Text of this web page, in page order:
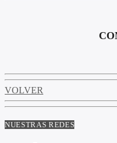
VOLVER
NUESTRAS REDES